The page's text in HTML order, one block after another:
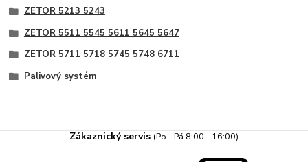
ZETOR 5213 5243
ZETOR 5511 5545 5611 5645 5647
ZETOR 5711 5718 5745 5748 6711
Palivový systém
Zákaznický servis (Po - Pá 8:00 - 16:00)